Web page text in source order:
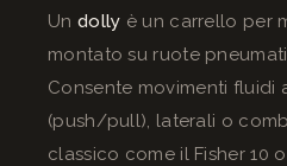
Un dolly è un carrello per
montato su ruote
Consente movimenti fluidi
(push/pull), laterali o
classico come il Fisher 10